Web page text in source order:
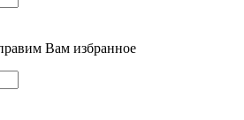
Вам избранное